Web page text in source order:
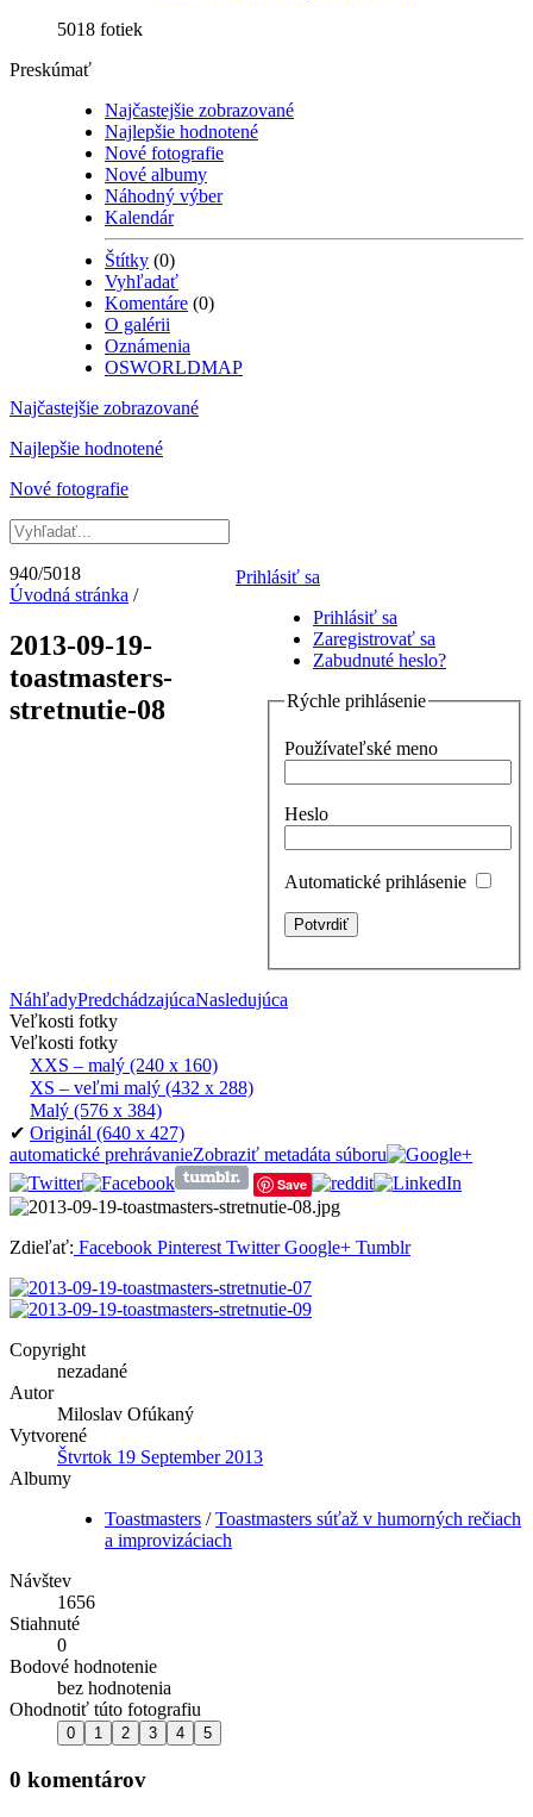
5018 fotiek
Preskúmať
Najčastejšie zobrazované
Najlepšie hodnotené
Nové fotografie
Nové albumy
Náhodný výber
Kalendár
Štítky (0)
Vyhľadať
Komentáre (0)
O galérii
Oznámenia
OSWORLDMAP
Najčastejšie zobrazované
Najlepšie hodnotené
Nové fotografie
Prihlásiť sa
Prihlásiť sa
Zaregistrovať sa
Zabudnuté heslo?
Rýchle prihlásenie
Používateľské meno
Heslo
Automatické prihlásenie
940/5018
Úvodná stránka /
2013-09-19-
toastmasters-
stretnutie-08
NáhľadyPredchádzajúcaNasledujúca
Veľkosti fotky
Veľkosti fotky
XXS – malý (240 x 160)
XS – veľmi malý (432 x 288)
Malý (576 x 384)
✔ Originál (640 x 427)
automatické prehrávanieZobraziť metadáta súboru
Save
Zdieľať: Facebook Pinterest Twitter Google+ Tumblr
Copyright
nezadané
Autor
Miloslav Ofúkaný
Vytvorené
Štvrtok 19 September 2013
Albumy
Toastmasters /Toastmasters súťaž v humorných rečiach
a improvizáciach
Návštev
1656
Stiahnuté
0
Bodové hodnotenie
bez hodnotenia
Ohodnotiť túto fotografiu
0 komentárov